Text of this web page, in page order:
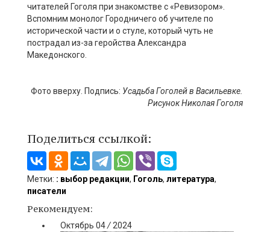
читателей Гоголя при знакомстве с «Ревизором».
Вспомним монолог Городничего об учителе по
исторической части и о стуле, который чуть не
пострадал из-за геройства Александра
Македонского.
Фото вверху. Подпись: Усадьба Гоголей в Васильевке.
Рисунок Николая Гоголя
Поделиться ссылкой:
Метки: : выбор редакции, Гоголь, литература,
писатели
Рекомендуем:
Октябрь 04/ 2024